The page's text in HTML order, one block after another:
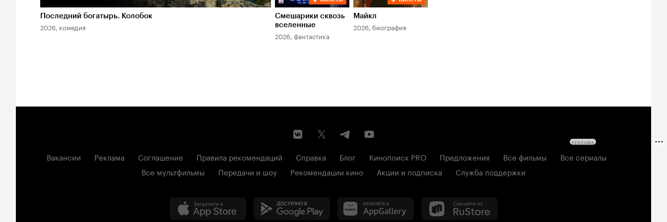
Последний богатырь. Колобок
2026, комедия
Смешарики сквозь
вселенные
2026, фантастика
Майкл
2026, биография
Вакансии Реклама Соглашение Правила рекомендаций Справка Блог Кинопоиск PRO Предложения Все фильмы
Все сериалы
Все мультфильмы
Передачи и шоу Рекомендации кино Акции и подписка Служба поддержки
РЕКЛАМА